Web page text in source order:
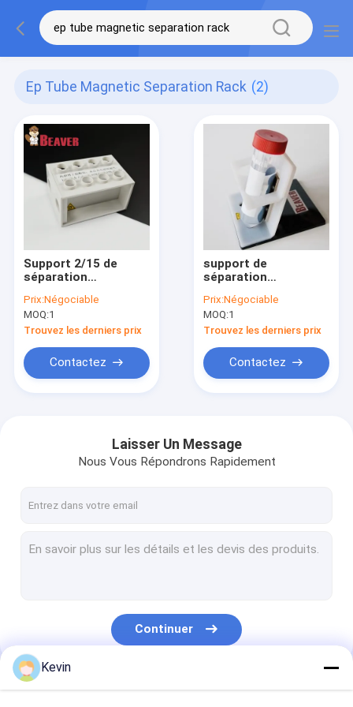
Ep Tube Magnetic Separation Rack (2)
Support 2/15 de
séparation
de PE pour
l'opération manuelle
rapide
Prix:Négociable
MOQ:1
Trouvez les derniers prix
Contactez
support de
séparation
pour l'opération
manuelle rapide
Prix:Négociable
MOQ:1
Trouvez les derniers prix
Contactez
Laisser Un Message
Nous Vous Répondrons Rapidement
Continuer
Nos Catégories
Kevin